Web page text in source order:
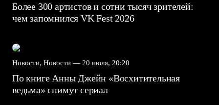
Более 300 артистов и сотни тысяч зрителей:
чем запомнился VK Fest 2026
Новости, Новости — 20 июля, 20:20
По книге Анны Джейн «Восхитительная
ведьма» снимут сериал